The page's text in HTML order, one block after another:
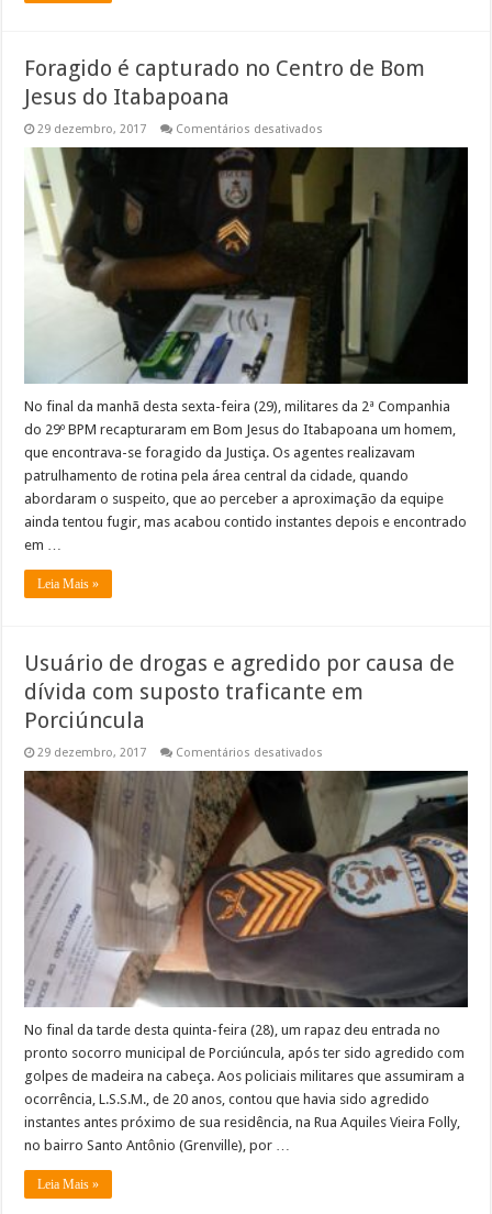
Foragido é capturado no Centro de Bom
Jesus do Itabapoana
29 dezembro, 2017 Comentários desativados
no
de
Jesus
Itabapoana
No final da manhã desta sexta-feira (29), militares da 2ª Companhia
do 29º BPM recapturaram em Bom Jesus do Itabapoana um homem,
que encontrava-se foragido da Justiça. Os agentes realizavam
patrulhamento de rotina pela área central da cidade, quando
abordaram o suspeito, que ao perceber a aproximação da equipe
ainda tentou fugir, mas acabou contido instantes depois e encontrado
em …
Leia Mais »
Usuário de drogas e agredido por causa de
dívida com suposto traficante em
Porciúncula
29 dezembro, 2017 Comentários desativados
drogas
causa
de
dívida
com
suposto
traficante
No final da tarde desta quinta-feira (28), um rapaz deu entrada no
pronto socorro municipal de Porciúncula, após ter sido agredido com
golpes de madeira na cabeça. Aos policiais militares que assumiram a
ocorrência, L.S.S.M., de 20 anos, contou que havia sido agredido
instantes antes próximo de sua residência, na Rua Aquiles Vieira Folly,
no bairro Santo Antônio (Grenville), por …
Leia Mais »